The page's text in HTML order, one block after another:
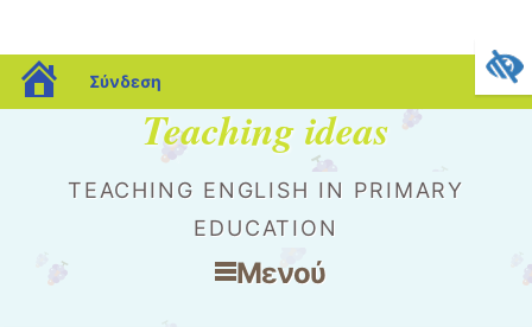
blogs.sch.gr
Σύνδεση
Teaching ideas
TEACHING ENGLISH IN PRIMARY
EDUCATION
Μενού